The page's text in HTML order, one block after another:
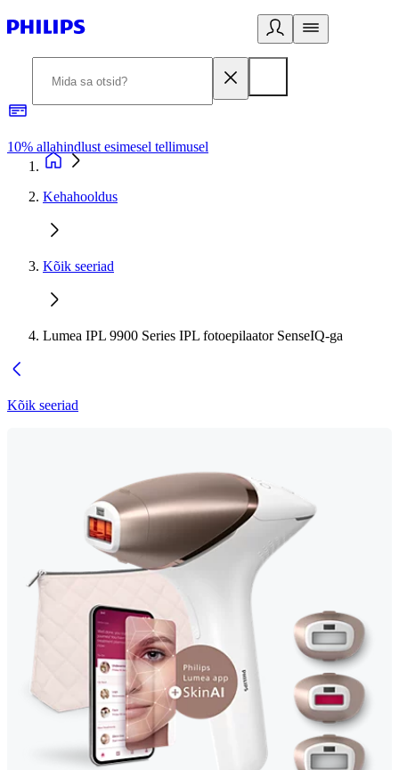
10% allahindlust esimesel tellimusel
Kehahooldus
Kõik seeriad
Lumea IPL 9900 Series IPL fotoepilaator SenseIQ-ga
Kõik seeriad